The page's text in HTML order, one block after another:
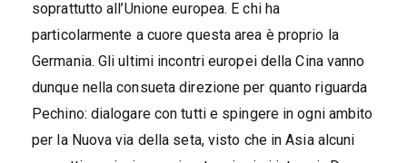
soprattutto all’Unione europea. E chi ha
particolarmente a cuore questa area è proprio la
Germania. Gli ultimi incontri europei della Cina vanno
dunque nella consueta direzione per quanto riguarda
Pechino: dialogare con tutti e spingere in ogni ambito
per la Nuova via della seta, visto che in Asia alcuni